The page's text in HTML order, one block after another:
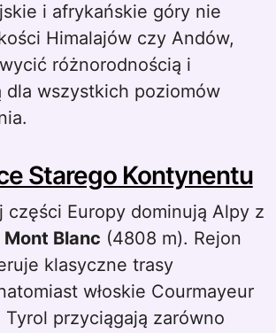
i afrykańskie góry nie
Himalajów czy Andów,
różnorodnością i
dla wszystkich poziomów
Starego Kontynentu
części Europy dominują Alpy z
Mont Blanc (4808 m). Rejon
klasyczne trasy
włoskie Courmayeur
przyciągają zarówno